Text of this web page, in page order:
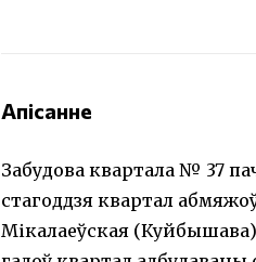
Апісанне
Забудова квартала № 37
стагоддзя квартал
Мікалаеўская